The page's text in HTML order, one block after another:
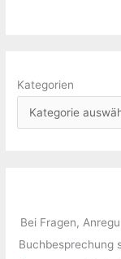
Kategorien
Bei Fragen,
Buchbesprechung